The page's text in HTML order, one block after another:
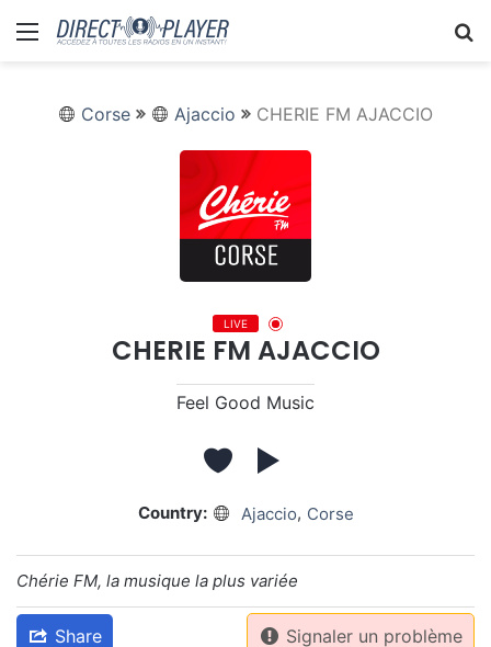
Menu
Corse Ajaccio CHERIE FM AJACCIO
LIVE
CHERIE FM AJACCIO
Feel Good Music
Country: Ajaccio, Corse
Chérie FM, la musique la plus variée
Share Signaler un problème